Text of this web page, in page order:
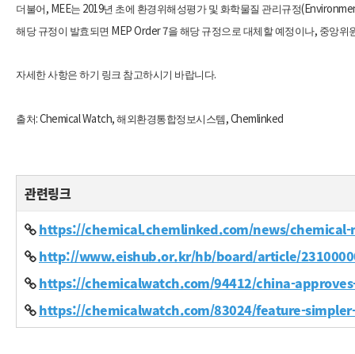
더불어 , MEE는 2019년 초에 환경위해성평가 및 화학물질 관리규정
해당 규정이 발효되면 MEP Order 7을 해당 규정으로 대체할 예정이나, 중앙위
자세한 사항은 하기 링크 참고하시기 바랍니다.
출처: Chemical Watch, 해외환경통합정보시스템 , Chemlinked
관련링크
https://chemical.chemlinked.com/news/
http://www.eishub.or.kr/hb/board/article/
https://chemicalwatch.com/94412/china-
https://chemicalwatch.com/83024/feature-